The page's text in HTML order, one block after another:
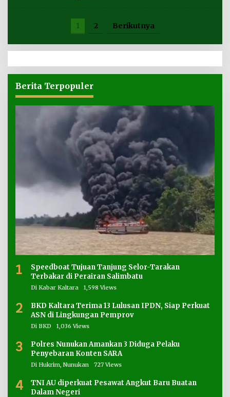
1 2 Berikutnya
Berita Terpopuler
1
Speedboat Tujuan Tanjung Selor-Tarakan
Terbakar di Perairan Salimbatu
Di Kabar Kaltara 1,598 Views
2
BKD Kaltara Terima 13 Lulusan IPDN, Siap Perkuat
ASN di Lingkungan Pemprov
Di BKD 1,036 Views
3
Polres Nunukan Amankan 3 Diduga Pelaku
Penyebaran Konten SARA
Di Hukrim, Nunukan 727 Views
4
TNI AU diperkuat Pesawat Angkut Baru Buatan
Dalam Negeri